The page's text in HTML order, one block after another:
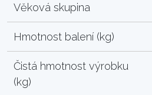
Věková skupina
Hmotnost balení (kg)
Čistá hmotnost výrobku
(kg)